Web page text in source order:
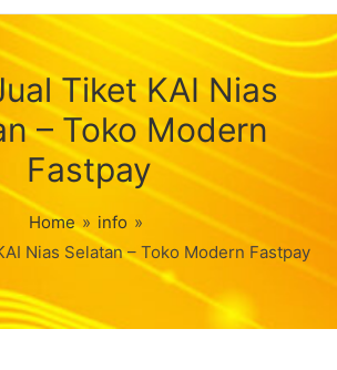
Tiket KAI Nias
– Toko Modern
Fastpay
Home » info »
Nias Selatan – Toko Modern Fastpay